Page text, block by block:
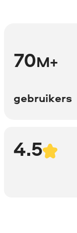
70M+
gebruikers
4.5